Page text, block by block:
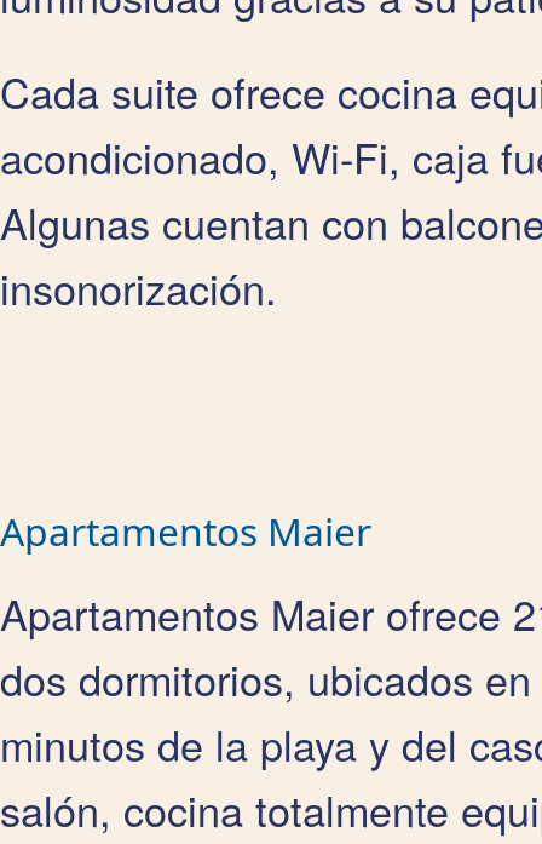
Cada suite ofrece cocina
acondicionado, Wi‑Fi, caja
Algunas cuentan con
insonorización.
Apartamentos Maier
Apartamentos Maier ofrece
dos dormitorios, ubicados
minutos de la playa y del
salón, cocina totalmente